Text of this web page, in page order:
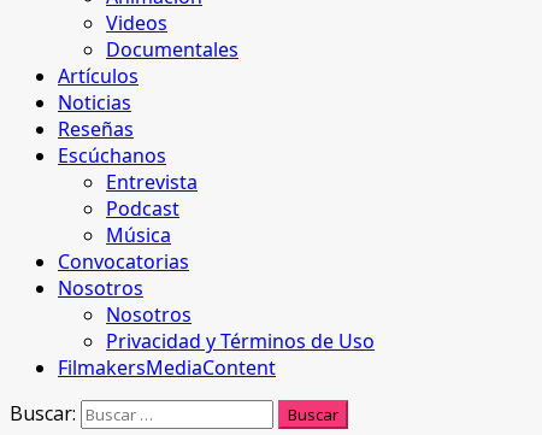
Videos
Documentales
Artículos
Noticias
Reseñas
Escúchanos
Entrevista
Podcast
Música
Convocatorias
Nosotros
Nosotros
Privacidad y Términos de Uso
FilmakersMediaContent
Buscar: